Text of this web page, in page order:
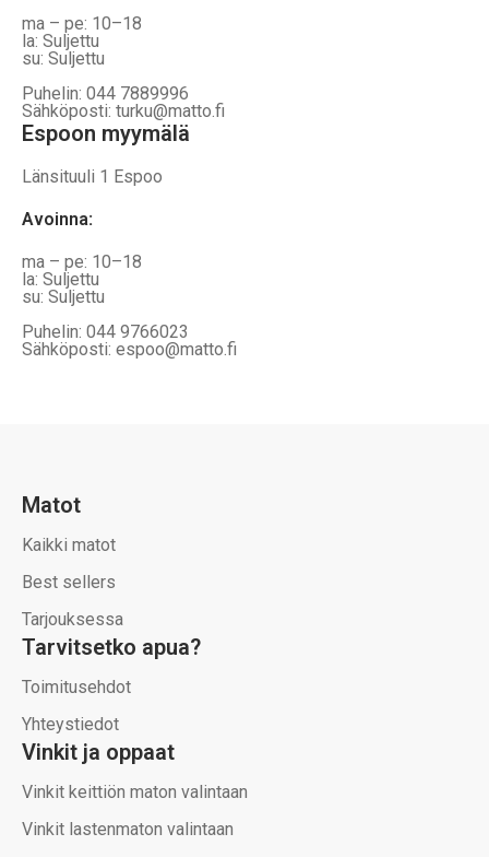
ma – pe: 10–18
la: Suljettu
su: Suljettu
Puhelin: 044 7889996
Sähköposti: turku@matto.fi
Espoon myymälä
Länsituuli 1 Espoo
Avoinna:
ma – pe: 10–18
la: Suljettu
su: Suljettu
Puhelin: 044 9766023
Sähköposti: espoo@matto.fi
Matot
Kaikki matot
Best sellers
Tarjouksessa
Tarvitsetko apua?
Toimitusehdot
Yhteystiedot
Vinkit ja oppaat
Vinkit keittiön maton valintaan
Vinkit lastenmaton valintaan